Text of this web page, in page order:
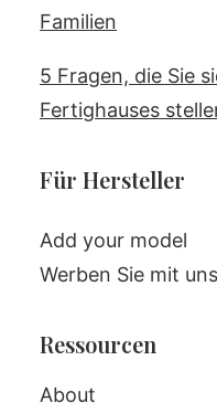
Familien
5 Fragen, die Sie
Fertighauses
Für Hersteller
Add your model
Werben Sie mit uns
Ressourcen
About